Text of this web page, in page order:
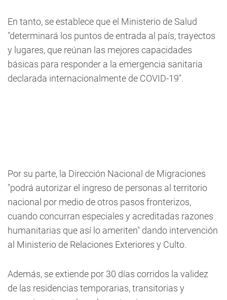
En tanto, se establece que el Ministerio de Salud
"determinará los puntos de entrada al país, trayectos
y lugares, que reúnan las mejores capacidades
básicas para responder a la emergencia sanitaria
declarada internacionalmente de COVID-19".
Por su parte, la Dirección Nacional de Migraciones
"podrá autorizar el ingreso de personas al territorio
nacional por medio de otros pasos fronterizos,
cuando concurran especiales y acreditadas razones
humanitarias que así lo ameriten" dando intervención
al Ministerio de Relaciones Exteriores y Culto.
Además, se extiende por 30 días corridos la validez
de las residencias temporarias, transitorias y